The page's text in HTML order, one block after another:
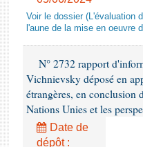
Voir le dossier (L'évaluation
l'aune de la mise en oeuvre
N° 2732 rapport
Vichnievsky déposé en
étrangères, en conclusion
Nations Unies et les
Date de
dépôt :